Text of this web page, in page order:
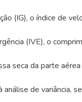
(IG), o índice de
(IVE), o
seca da parte
de variância,